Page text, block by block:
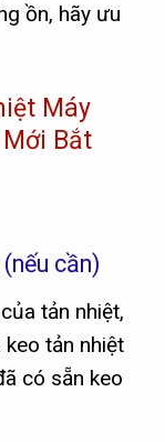
ồn, hãy ưu
Máy
Bắt
cần)
tản nhiệt,
keo tản nhiệt
có sẵn keo